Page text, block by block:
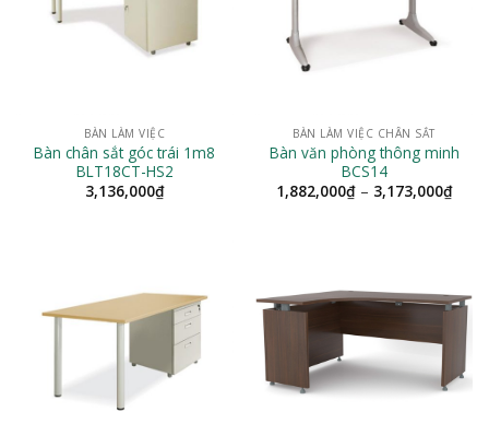
BÀN LÀM VIỆC
Bàn chân sắt góc trái 1m8
BLT18CT-HS2
3,136,000₫
BÀN LÀM VIỆC CHÂN SẮT
Bàn văn phòng thông minh
BCS14
1,882,000₫ – 3,173,000₫
giá: